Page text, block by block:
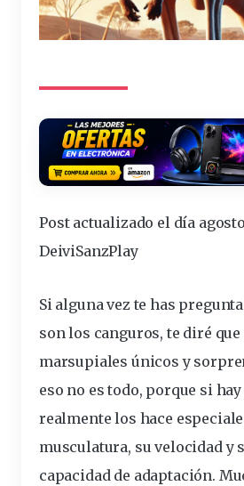
Post actualizado el día
DeiviSanzPlay
Si alguna vez te has
son los canguros, te diré
marsupiales únicos y
eso no es todo, porque si
realmente los hace
musculatura, su velocidad y
capacidadde adaptación.